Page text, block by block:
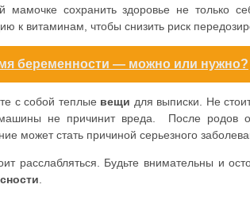
мамочке сохранить здоровье не только
к витаминам, чтобы снизить риск
беременности — можно или нужно?
с собой теплые вещи для выписки. Не
не причинит вреда. После родов
может стать причиной серьезного
расслабляться. Будьте внимательны и